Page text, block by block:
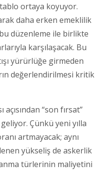
ortaya koyuyor.
daha erken emeklilik
düzenleme ile birlikte
karşılaşacak. Bu
yürürlüğe girmeden
değerlendirilmesi kritik
açısından “son fırsat”
Çünkü yeni yılla
artmayacak; aynı
yükseliş de askerlik
türlerinin maliyetini